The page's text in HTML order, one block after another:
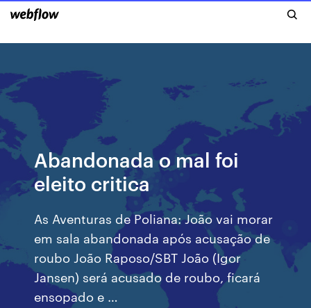
Abandonada o mal foi
eleito critica
As Aventuras de Poliana: João vai morar
em sala abandonada após acusação de
roubo João Raposo/SBT João (Igor
Jansen) será acusado de roubo, ficará
ensopado e …